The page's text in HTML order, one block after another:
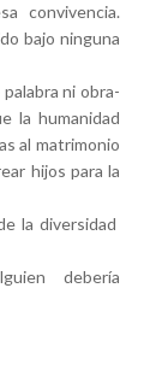
convivencia.
bajo ninguna
ni obra-
la humanidad
al matrimonio
hijos para la
la diversidad
debería